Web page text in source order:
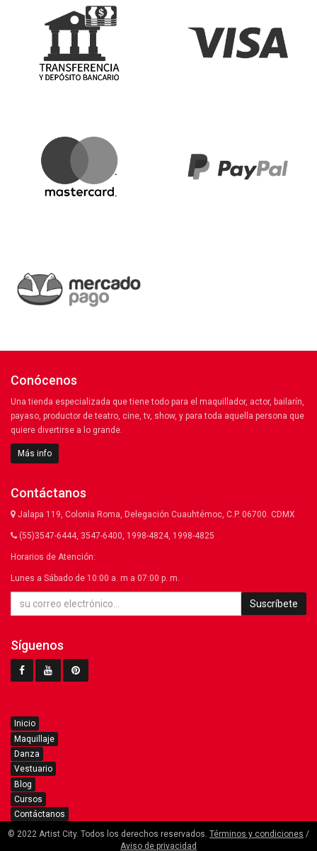
Conócenos
Una tienda especializada que tiene todo para el maquillador, actor, bailarín,
payaso, productor de teatro, cine, tv, show, y para toda aquella persona que
quiere divertirse a lo grande.
Más info
Contáctanos
Jalapa 119, Colonia Roma, Delegación Cuauhtémoc, C.P. 06700. CDMX
(55)3547-6444, 3547-6400, 1998-4824, 1998-4825
Horarios de Atención:
Lunes a Sábado de 10:00 a. m a 07:00 p. m.
Suscríbete
Síguenos
Inicio
Maquillaje
Danza
Vestuario
Blog
Cursos
Contáctanos
© 2022 Artist City. Todos los derechos reservados. Términos y condiciones /
Aviso de privacidad